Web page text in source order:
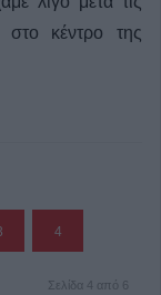
κέντρο της
4
Σελίδα 4 από 6